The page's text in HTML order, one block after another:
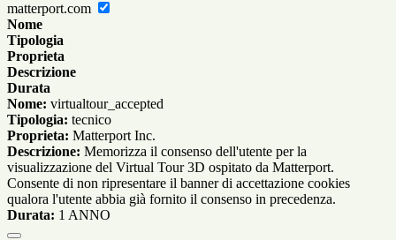
matterport.com
Nome
Tipologia
Proprieta
Descrizione
Durata
Nome: virtualtour_accepted
Tipologia: tecnico
Proprieta: Matterport Inc.
Descrizione: Memorizza il consenso dell'utente per la
visualizzazione del Virtual Tour 3D ospitato da Matterport.
Consente di non ripresentare il banner di accettazione cookies
qualora l'utente abbia già fornito il consenso in precedenza.
Durata: 1 ANNO